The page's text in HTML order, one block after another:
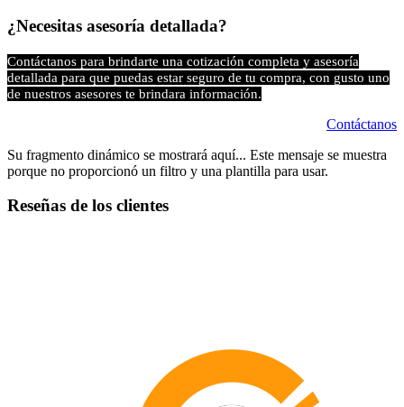
¿Necesitas asesoría detallada?
Contáctanos para brindarte una cotización completa y asesoría
detallada para que puedas estar seguro de tu compra, con gusto uno
de nuestros asesores te brindara información.
Contáctanos
Su fragmento dinámico se mostrará aquí... Este mensaje se muestra
porque no proporcionó un filtro y una plantilla para usar.
Reseñas de los clientes